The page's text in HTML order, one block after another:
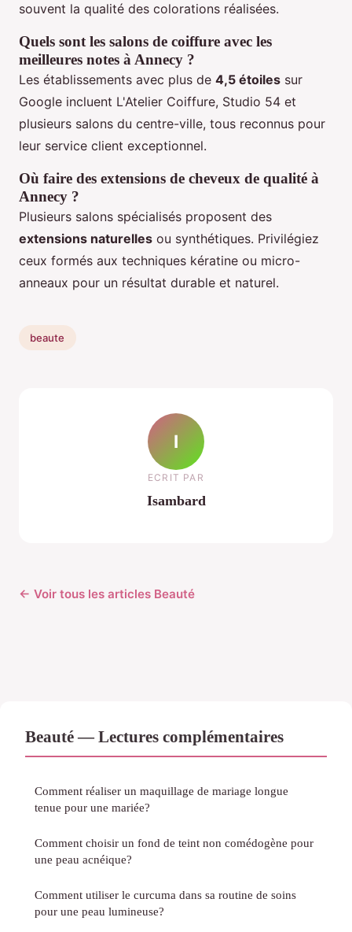
souvent la qualité des colorations réalisées.
Quels sont les salons de coiffure avec les
meilleures notes à Annecy ?
Les établissements avec plus de 4,5 étoiles sur
Google incluent L'Atelier Coiffure, Studio 54 et
plusieurs salons du centre-ville, tous reconnus pour
leur service client exceptionnel.
Où faire des extensions de cheveux de qualité à
Annecy ?
Plusieurs salons spécialisés proposent des
extensions naturelles ou synthétiques. Privilégiez
ceux formés aux techniques kératine ou micro-
anneaux pour un résultat durable et naturel.
beaute
I
ECRIT PAR
Isambard
← Voir tous les articles Beauté
Beauté — Lectures complémentaires
Comment réaliser un maquillage de mariage longue
tenue pour une mariée?
Comment choisir un fond de teint non comédogène pour
une peau acnéique?
Comment utiliser le curcuma dans sa routine de soins
pour une peau lumineuse?